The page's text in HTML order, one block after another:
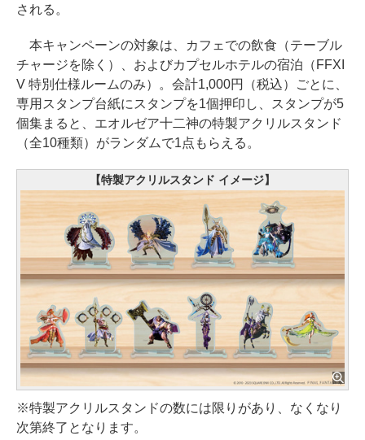
される。
本キャンペーンの対象は、カフェでの飲食（テーブル
チャージを除く）、およびカプセルホテルの宿泊（FFXI
V 特別仕様ルームのみ）。会計1,000円（税込）ごとに、
専用スタンプ台紙にスタンプを1個押印し、スタンプが5
個集まると、エオルゼア十二神の特製アクリルスタンド
（全10種類）がランダムで1点もらえる。
【特製アクリルスタンド イメージ】
※特製アクリルスタンドの数には限りがあり、なくなり
次第終了となります。